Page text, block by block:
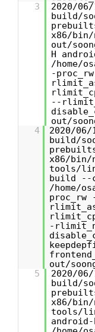
3
2020/
build/
x86/
out/
H
/home/
-
--
out/
4
2020/06/
build/
x86/
tools/
build --
/home/
proc_rw
-
out/
5
2020/
build/
x86/
tools/